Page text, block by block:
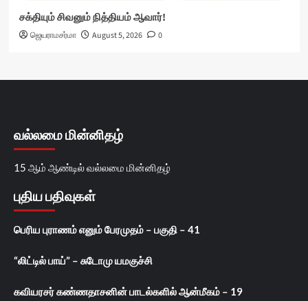
சக்தியும் சிவனும் நித்தியம் ஆவார்!
ஜெயராமசர்மா August 5, 2026 0
வல்லமை மின்னிதழ்
15 ஆம் ஆண்டில் வல்லமை மின்னிதழ்
புதிய பதிவுகள்
பெரிய புராணம் எனும் பேரமுதம் – பகுதி – 41
“லிட்டில் பாய்” – சுடோமு யமகுச்சி
கவியரசர் கண்ணதாசனின் பாடல்களில் ஆன்மீகம் – 19